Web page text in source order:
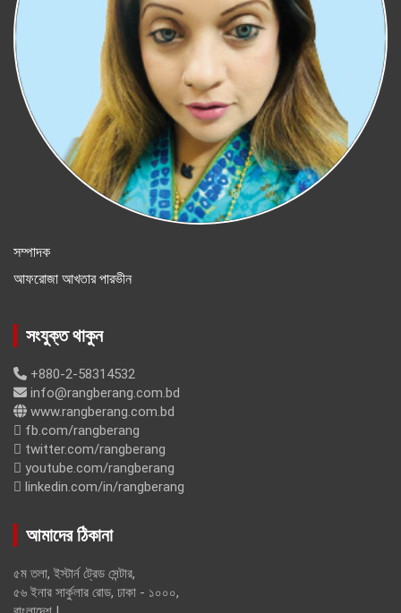
সম্পাদক
আফরোজা আখতার পারভীন
সংযুক্ত থাকুন
+880-2-58314532
info@rangberang.com.bd
www.rangberang.com.bd
fb.com/rangberang
twitter.com/rangberang
youtube.com/rangberang
linkedin.com/in/rangberang
আমাদের ঠিকানা
৫ম তলা, ইস্টার্ন ট্রেড সেন্টার,
৫৬ ইনার সার্কুলার রোড, ঢাকা - ১০০০,